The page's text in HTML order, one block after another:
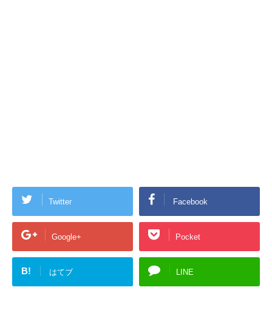
Twitter Facebook
Google+ Pocket
B! はてブ LINE